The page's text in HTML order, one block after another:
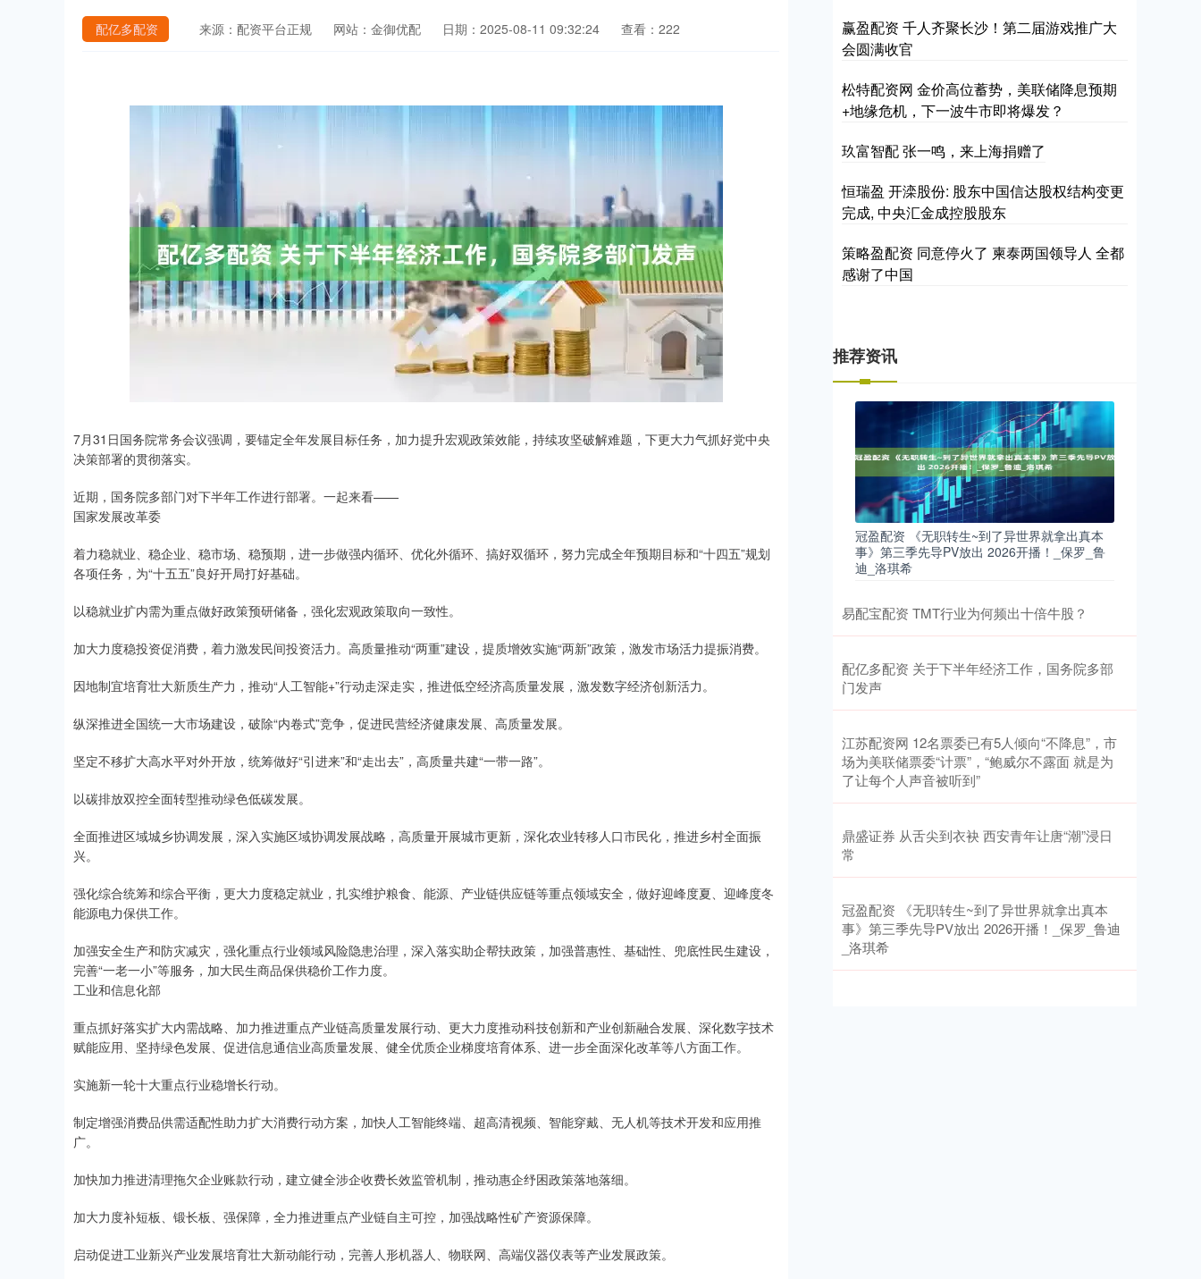
配亿多配资 来源：配资平台正规 网站：金御优配 日期：2025-08-11 09:32:24 查看：222
7月31日国务院常务会议强调，要锚定全年发展目标任务，加力提升宏观政策效能，持续攻坚破解难题，下更大力气抓好党中央
决策部署的贯彻落实。
近期，国务院多部门对下半年工作进行部署。一起来看——
国家发展改革委
着力稳就业、稳企业、稳市场、稳预期，进一步做强内循环、优化外循环、搞好双循环，努力完成全年预期目标和“十四五”规划
各项任务，为“十五五”良好开局打好基础。
以稳就业扩内需为重点做好政策预研储备，强化宏观政策取向一致性。
加大力度稳投资促消费，着力激发民间投资活力。高质量推动“两重”建设，提质增效实施“两新”政策，激发市场活力提振消费。
因地制宜培育壮大新质生产力，推动“人工智能+”行动走深走实，推进低空经济高质量发展，激发数字经济创新活力。
纵深推进全国统一大市场建设，破除“内卷式”竞争，促进民营经济健康发展、高质量发展。
坚定不移扩大高水平对外开放，统筹做好“引进来”和“走出去”，高质量共建“一带一路”。
以碳排放双控全面转型推动绿色低碳发展。
全面推进区域城乡协调发展，深入实施区域协调发展战略，高质量开展城市更新，深化农业转移人口市民化，推进乡村全面振
兴。
强化综合统筹和综合平衡，更大力度稳定就业，扎实维护粮食、能源、产业链供应链等重点领域安全，做好迎峰度夏、迎峰度冬
能源电力保供工作。
加强安全生产和防灾减灾，强化重点行业领域风险隐患治理，深入落实助企帮扶政策，加强普惠性、基础性、兜底性民生建设，
完善“一老一小”等服务，加大民生商品保供稳价工作力度。
工业和信息化部
重点抓好落实扩大内需战略、加力推进重点产业链高质量发展行动、更大力度推动科技创新和产业创新融合发展、深化数字技术
赋能应用、坚持绿色发展、促进信息通信业高质量发展、健全优质企业梯度培育体系、进一步全面深化改革等八方面工作。
实施新一轮十大重点行业稳增长行动。
制定增强消费品供需适配性助力扩大消费行动方案，加快人工智能终端、超高清视频、智能穿戴、无人机等技术开发和应用推
广。
加快加力推进清理拖欠企业账款行动，建立健全涉企收费长效监管机制，推动惠企纾困政策落地落细。
加大力度补短板、锻长板、强保障，全力推进重点产业链自主可控，加强战略性矿产资源保障。
启动促进工业新兴产业发展培育壮大新动能行动，完善人形机器人、物联网、高端仪器仪表等产业发展政策。
赢盈配资 千人齐聚长沙！第二届游戏推广大
会圆满收官
松特配资网 金价高位蓄势，美联储降息预期
+地缘危机，下一波牛市即将爆发？
玖富智配 张一鸣，来上海捐赠了
恒瑞盈 开滦股份: 股东中国信达股权结构变更
完成, 中央汇金成控股股东
策略盈配资 同意停火了 柬泰两国领导人 全都
感谢了中国
推荐资讯
冠盈配资 《无职转生~到了异世界就拿出真本
事》第三季先导PV放出 2026开播！_保罗_鲁
迪_洛琪希
易配宝配资 TMT行业为何频出十倍牛股？
配亿多配资 关于下半年经济工作，国务院多部
门发声
江苏配资网 12名票委已有5人倾向“不降息”，市
场为美联储票委“计票”，“鲍威尔不露面 就是为
了让每个人声音被听到”
鼎盛证券 从舌尖到衣袂 西安青年让唐“潮”浸日
常
冠盈配资 《无职转生~到了异世界就拿出真本
事》第三季先导PV放出 2026开播！_保罗_鲁迪
_洛琪希